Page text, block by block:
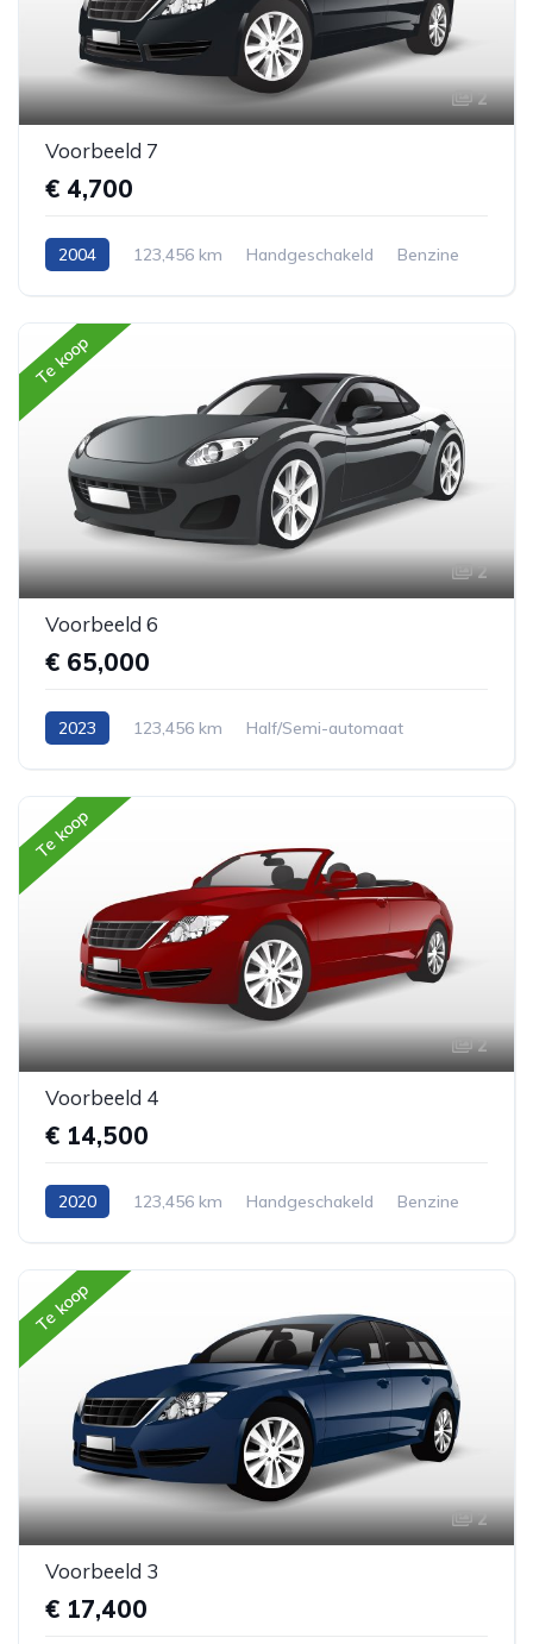
2
Voorbeeld 7
€ 4,700
2004 123,456 km Handgeschakeld
Benzine
Te koop
2
Voorbeeld 6
€ 65,000
2023 123,456 km
Half/Semi-automaat
Te koop
2
Voorbeeld 4
€ 14,500
2020 123,456 km Handgeschakeld
Benzine
Te koop
2
Voorbeeld 3
€ 17,400